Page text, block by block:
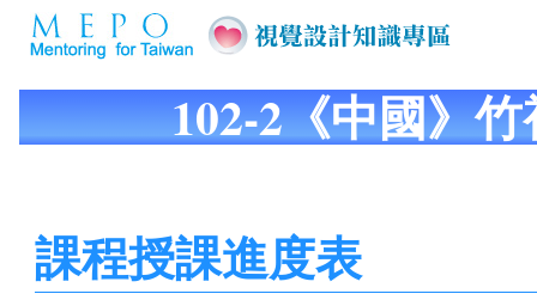
102-2《中國》
課程授課進度表